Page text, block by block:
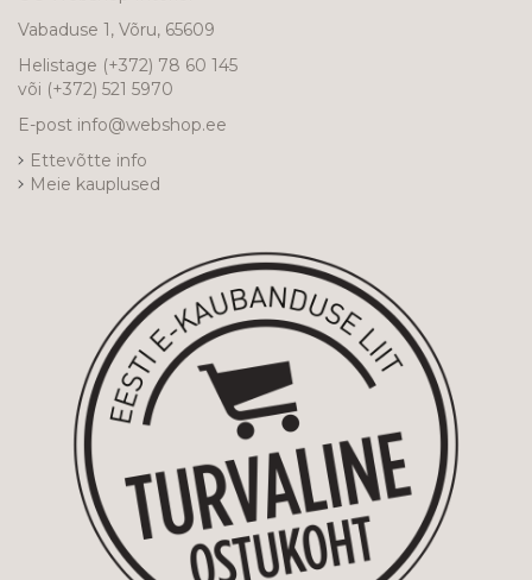
Vabaduse 1, Võru, 65609
Helistage (+372) 78 60 145
või (+372) 521 5970
E-post info@webshop.ee
Ettevõtte info
Meie kauplused